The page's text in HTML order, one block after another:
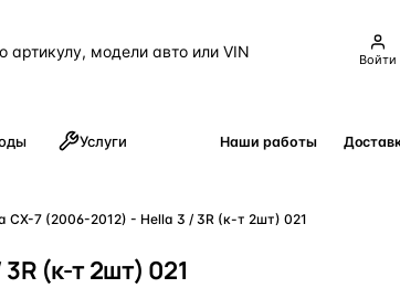
Войти
Услуги Наши работы
CX-7 (2006-2012) - Hella 3 / 3R (к-т 2шт) 021
(к-т 2шт) 021